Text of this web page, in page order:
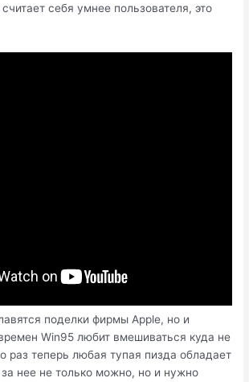
себя умнее пользователя, это
поделки фирмы Apple, но и
Win95 любит вмешиваться куда не
раз теперь любая тупая пизда обладает
нее не только можно, но и нужно